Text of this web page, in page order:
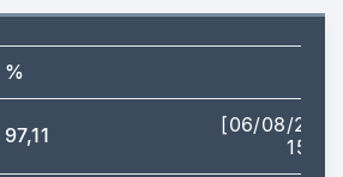
%
97,11
[06/08/2026
15:51]